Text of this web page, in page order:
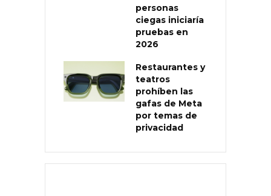
personas
ciegas iniciaría
pruebas en
2026
Restaurantes y
teatros
prohíben las
gafas de Meta
por temas de
privacidad